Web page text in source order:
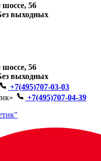
шоссе, 56
выходных
шоссе, 56
выходных
+7(495)707-03-03
+7(495)707-04-39